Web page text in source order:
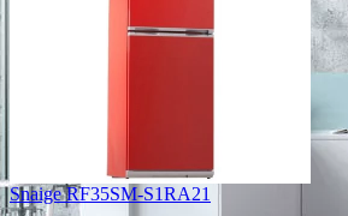
Snaige RF35SM-S1RA21